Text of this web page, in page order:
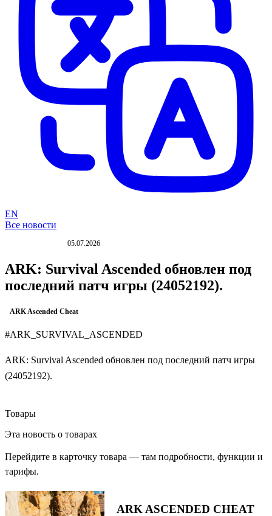
EN
Все новости
05.07.2026
ARK: Survival Ascended обновлен под
последний патч игры (24052192).
ARK Ascended Cheat
#ARK_SURVIVAL_ASCENDED
ARK: Survival Ascended обновлен под последний патч игры
(24052192).
Товары
Эта новость о товарах
Перейдите в карточку товара — там подробности, функции и
тарифы.
ARK ASCENDED CHEAT